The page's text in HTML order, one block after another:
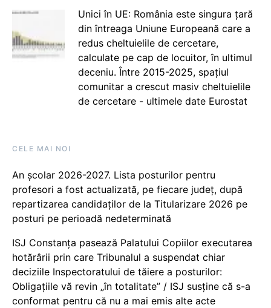
Unici în UE: România este singura țară
din întreaga Uniune Europeană care a
redus cheltuielile de cercetare,
calculate pe cap de locuitor, în ultimul
deceniu. Între 2015-2025, spațiul
comunitar a crescut masiv cheltuielile
de cercetare - ultimele date Eurostat
CELE MAI NOI
An școlar 2026-2027. Lista posturilor pentru
profesori a fost actualizată, pe fiecare județ, după
repartizarea candidaților de la Titularizare 2026 pe
posturi pe perioadă nedeterminată
ISJ Constanța pasează Palatului Copiilor executarea
hotărârii prin care Tribunalul a suspendat chiar
deciziile Inspectoratului de tăiere a posturilor:
Obligațiile vă revin „în totalitate” / ISJ susține că s-a
conformat pentru că nu a mai emis alte acte